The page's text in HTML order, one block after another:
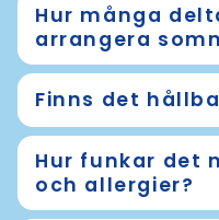
Hur många
arrangera
Finns det
Hur funkar det
och allergier?